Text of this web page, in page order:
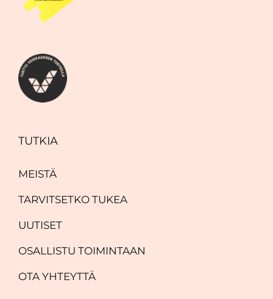
TUTKIA
MEISTÄ
TARVITSETKO TUKEA
UUTISET
OSALLISTU TOIMINTAAN
OTA YHTEYTTÄ